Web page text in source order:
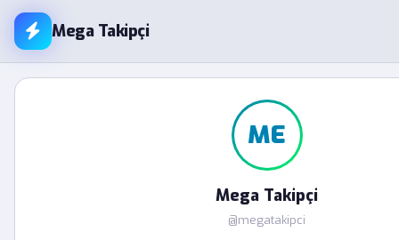
Mega Takipçi
ME
Mega Takipçi
@megatakipci